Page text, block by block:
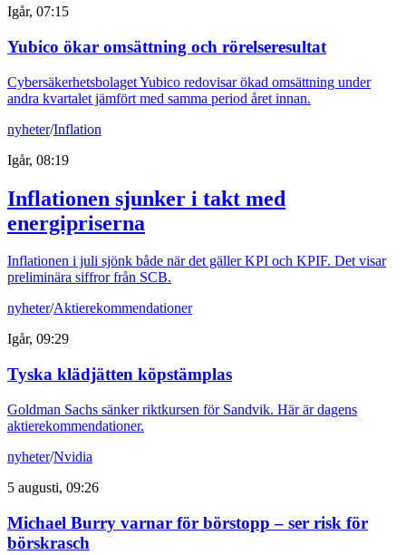
Igår, 07:15
Yubico ökar omsättning och rörelseresultat
Cybersäkerhetsbolaget Yubico redovisar ökad omsättning under
andra kvartalet jämfört med samma period året innan.
nyheter/Inflation
Igår, 08:19
Inflationen sjunker i takt med
energipriserna
Inflationen i juli sjönk både när det gäller KPI och KPIF. Det visar
preliminära siffror från SCB.
nyheter/Aktierekommendationer
Igår, 09:29
Tyska klädjätten köpstämplas
Goldman Sachs sänker riktkursen för Sandvik. Här är dagens
aktierekommendationer.
nyheter/Nvidia
5 augusti, 09:26
Michael Burry varnar för börstopp – ser risk för
börskrasch